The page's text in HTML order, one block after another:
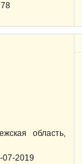
область,
07-2019